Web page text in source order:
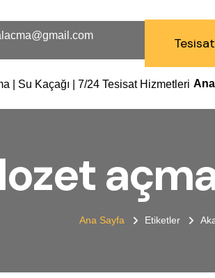
Ana Sayfa Etiketler